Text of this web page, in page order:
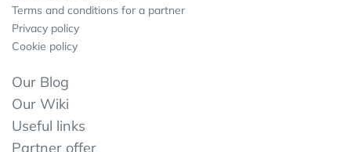
Terms and conditions for a partner
Privacy policy
Cookie policy
Our Blog
Our Wiki
Useful links
Partner offer